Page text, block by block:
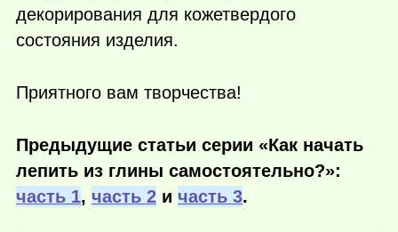
декорирования для кожетвердого
состояния изделия.
Приятного вам творчества!
Предыдущие статьи серии «Как начать
лепить из глины самостоятельно?»:
часть 1, часть 2 и часть 3.